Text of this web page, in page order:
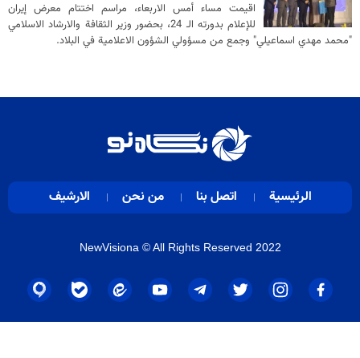
اقيمت مساء أمس الاربعاء، مراسم اختتام معرض إيران
للإعلام بدورته الـ 24، بحضور وزير الثقافة والارشاد الاسلامي
"محمد مهدي اسماعيلي" وجمع من مسؤولي الشؤون الاعلامية في البلاد.
الرئيسية اتصل بنا من نحن الارشيف
NewVisiona © All Rights Reserved 2022